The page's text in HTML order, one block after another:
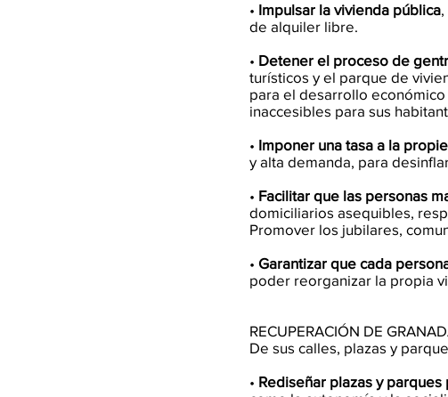
• Impulsar la vivienda pública
de alquiler libre.
• Detener el proceso de
turísticos y el parque de
para el desarrollo
inaccesibles para sus
• Imponer una tasa a la
y alta demanda, para
• Facilitar que las personas
domiciliarios asequibles,
Promover los jubilares,
• Garantizar que cada
poder reorganizar la propia
RECUPERACIÓN DE
De sus calles, plazas y
• Rediseñar plazas y